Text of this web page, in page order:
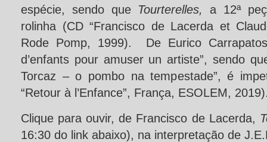
espécie, sendo que Tourterelles, a 12ª
rolinha (CD “Francisco de Lacerda et
Rode Pomp, 1999). De Eurico
d’enfants pour amuser un artiste”, sendo
Torcaz – o pombo na tempestade”, é
“Retour à l’Enfance”, França, ESOLEM,
Clique para ouvir, de Francisco de Lacerda,
16:30 do link abaixo), na interpretação de